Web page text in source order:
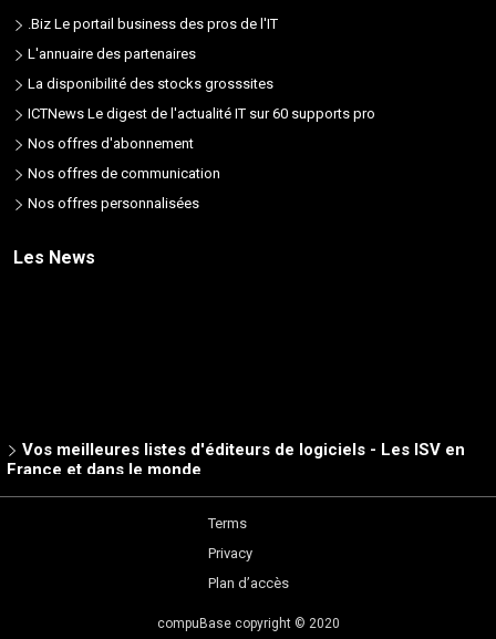
.Biz Le portail business des pros de l'IT
L'annuaire des partenaires
La disponibilité des stocks grosssites
ICTNews Le digest de l'actualité IT sur 60 supports pro
Nos offres d'abonnement
Nos offres de communication
Nos offres personnalisées
Les News
Vos meilleures listes d'éditeurs de logiciels - Les ISV en
France et dans le monde
Les stocks des grossistes IT en temps réel:
Les API pour consulter / Afficher les stocks grossistes
Terms
Privacy
Plan d’accès
compuBase copyright © 2020